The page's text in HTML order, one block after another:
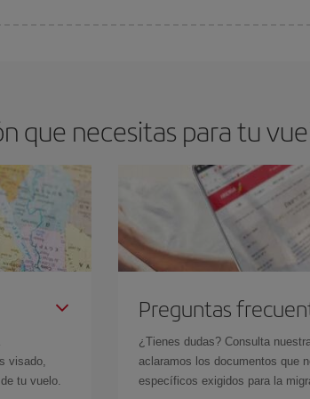
que necesitas para tu
visado,
tu vuelo.
Preguntas
¿Tienes dudas? Consulta
aclaramos los documentos que
específicos exigidos para la